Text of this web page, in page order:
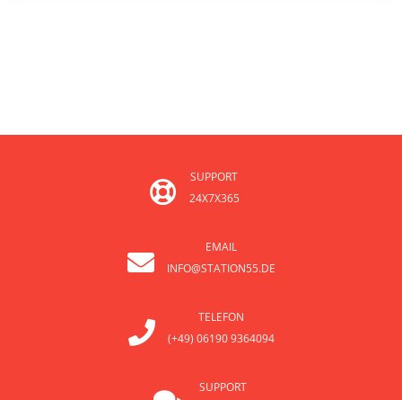
SUPPORT
24X7X365
EMAIL
INFO@STATION55.DE
TELEFON
(+49) 06190 9364094
SUPPORT